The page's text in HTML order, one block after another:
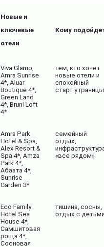
Новые и
ключевые
отели
Кому
Viva Glamp,
Amra Sunrise
4*, Aluar
Boutique 4*,
Green Land
4*, Bruni Loft
4*
тем, кто хочет
новые отели и
спокойный
старт у границы
Amra Park
Hotel & Spa,
Alex Resort &
Spa 4*, Amza
Park 4*,
Абаата 4*,
Sunrise
Garden 3*
семейный
отдых,
«все рядом»
Eco Family
Hotel Sea
House 4*,
Самшитовая
роща 4*,
Сосновая
тишина, сосны,
отдых с